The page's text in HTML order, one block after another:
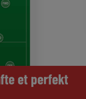
et perfekt